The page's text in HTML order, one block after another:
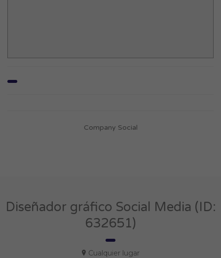
Company Social
Diseñador gráfico Social Media (ID:
632651)
Cualquier lugar